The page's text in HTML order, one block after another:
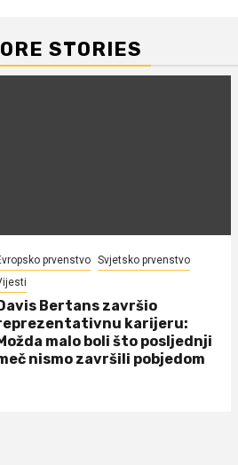
STORIES
prvenstvo Svjetsko prvenstvo
Bertans završio
karijeru:
malo boli što posljednji
nismo završili pobjedom